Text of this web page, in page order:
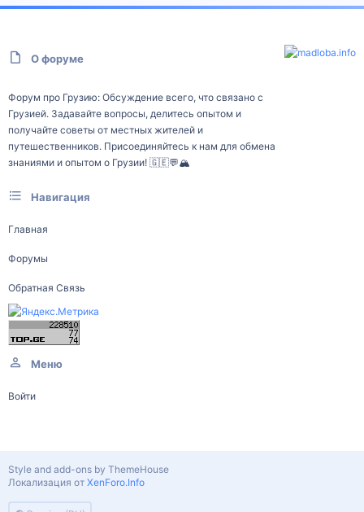
О форуме
Форум про Грузию: Обсуждение всего, что связано с
Грузией. Задавайте вопросы, делитесь опытом и
получайте советы от местных жителей и
путешественников. Присоединяйтесь к нам для обмена
знаниями и опытом о Грузии! 🇬🇪💬🏔️
Навигация
Главная
Форумы
Обратная Связь
Меню
Войти
Style and add-ons by ThemeHouse
Локализация от XenForo.Info